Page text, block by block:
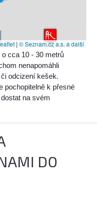
| © Seznam.cz a.s. a další
cca 10 - 30 metrů
nenapomáhli
odcizení kešek.
pochopitelně k přesné
na svém
DO